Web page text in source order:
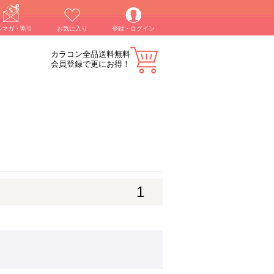
マガ・割引 お気に入り 登録・ログイン
カラコン全品送料無料
会員登録で更にお得！
1